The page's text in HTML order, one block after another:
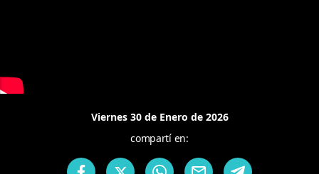
Viernes 30 de Enero de 2026
compartí en: